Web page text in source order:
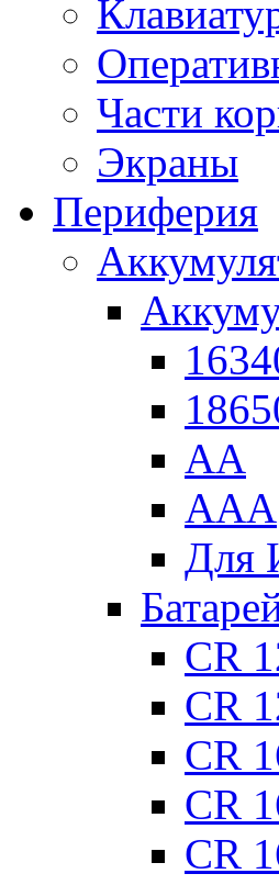
Части
Экраны
Периферия
АА
ААА
Для
CR
CR
CR
CR
CR